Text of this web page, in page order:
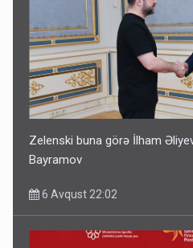
Zelenski buna görə İlham
Bayramov
6 Avqust 22:02